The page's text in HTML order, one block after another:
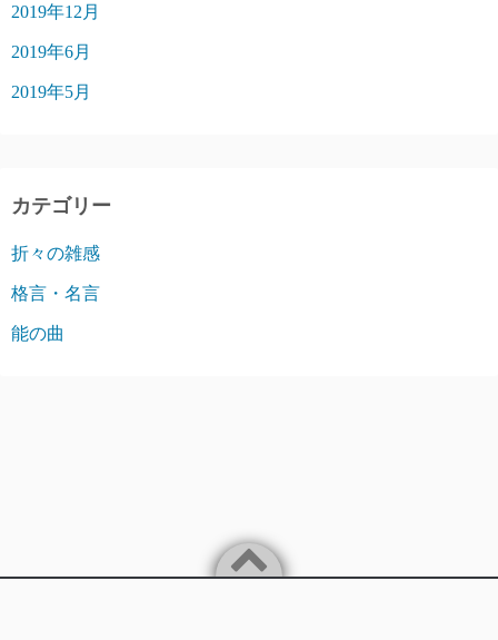
2019年12月
2019年6月
2019年5月
カテゴリー
折々の雑感
格言・名言
能の曲